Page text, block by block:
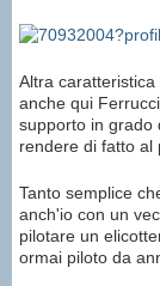
Altra
anche qui
supporto in grado
rendere di fatto al
Tanto semplice
anch'io con un
pilotare un
ormai piloto da